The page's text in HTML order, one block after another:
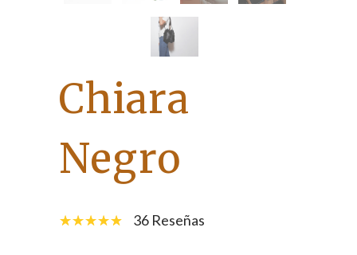
Chiara
Negro
36 Reseñas